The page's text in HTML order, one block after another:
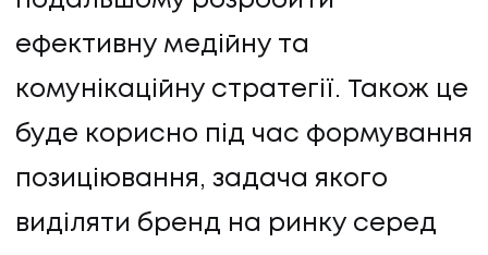
ефективну медійну та
комунікаційну стратегії. Також це
буде корисно під час формування
позиціювання, задача якого
виділяти бренд на ринку серед